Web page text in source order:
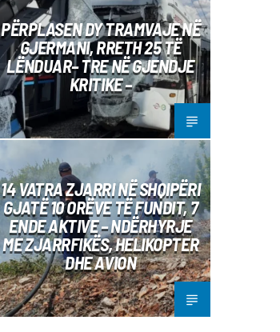
PËRPLASEN DY TRAMVAJE NË
GJERMANI, RRETH 25 TË
LËNDUAR– TRE NË GJENDJE
KRITIKE –
14 VATRA ZJARRI NË SHQIPËRI
GJATË 10 ORËVE TË FUNDIT, 7
ENDE AKTIVE – NDËRHYRJE
ME ZJARRFIKËS, HELIKOPTER
DHE AVION